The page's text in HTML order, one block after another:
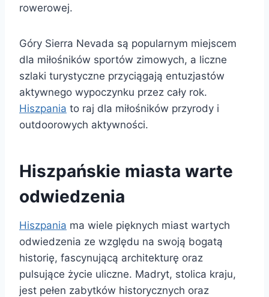
rowerowej.
Góry Sierra Nevada są popularnym miejscem
dla miłośników sportów zimowych, a liczne
szlaki turystyczne przyciągają entuzjastów
aktywnego wypoczynku przez cały rok.
Hiszpania to raj dla miłośników przyrody i
outdoorowych aktywności.
Hiszpańskie miasta warte
odwiedzenia
Hiszpania ma wiele pięknych miast wartych
odwiedzenia ze względu na swoją bogatą
historię, fascynującą architekturę oraz
pulsujące życie uliczne. Madryt, stolica kraju,
jest pełen zabytków historycznych oraz